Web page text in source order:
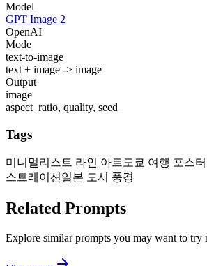
Model
GPT Image 2
OpenAI
Mode
text-to-image
text + image -> image
Output
image
aspect_ratio, quality, seed
Tags
미니멀리스트 라인 아트 도쿄 여행 포스터
스트레이션 일본 도시 풍경
Related Prompts
Explore similar prompts you may want to try